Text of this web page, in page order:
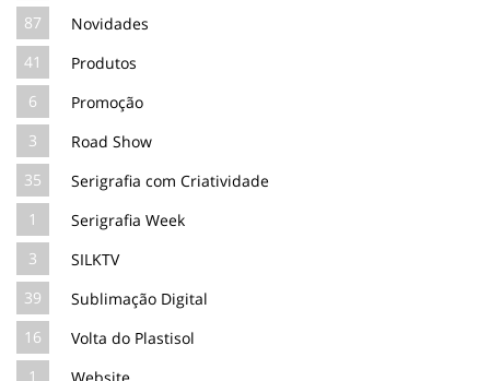
87
Novidades
41
Produtos
6
Promoção
3
Road Show
35
Serigrafia com Criatividade
1
Serigrafia Week
3
SILKTV
39
Sublimação Digital
16
Volta do Plastisol
1